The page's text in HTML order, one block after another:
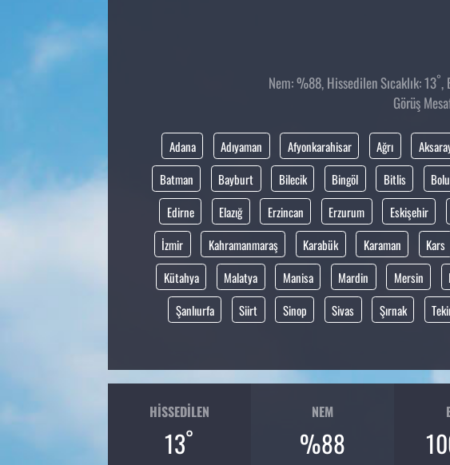
Nem: %88, Hissedilen Sıcaklık: 13°,
Görüş
Adana Adıyaman Afyonkarahisar Ağrı
Batman
Bayburt Bilecik Bingöl Bitlis Bolu
Edirne
Elazığ Erzincan Erzurum Eskişehir
İzmir
Kahramanmaraş Karabük Karaman Kars
Kütahya
Malatya Manisa Mardin Mersin
Şanlıurfa
Siirt Sinop Sivas Şırnak
HISSEDILEN
13°
NEM
%88